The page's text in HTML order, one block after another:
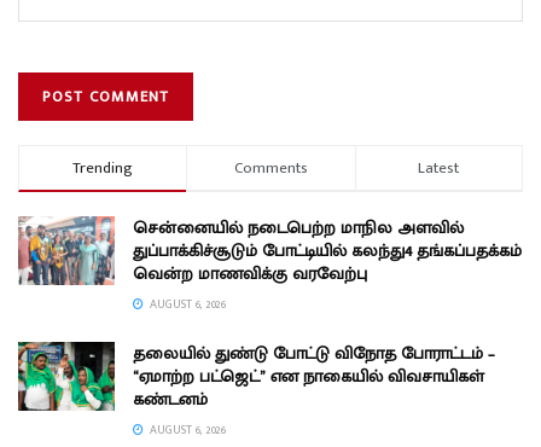
Trending Comments Latest
சென்னையில் நடைபெற்ற மாநில அளவில்
துப்பாக்கிச்சூடும் போட்டியில் கலந்து4 தங்கப்பதக்கம்
வென்ற மாணவிக்கு வரவேற்பு
AUGUST 6, 2026
தலையில் துண்டு போட்டு விநோத போராட்டம் –
“ஏமாற்ற பட்ஜெட்” என நாகையில் விவசாயிகள்
கண்டனம்
AUGUST 6, 2026